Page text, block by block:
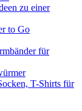
zu einer
to Go
für
T-Shirts für